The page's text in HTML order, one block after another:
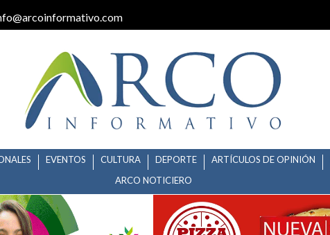
EVENTOS CULTURA DEPORTE ARTÍCULOS DE OPINIÓN
ARCO NOTICIERO